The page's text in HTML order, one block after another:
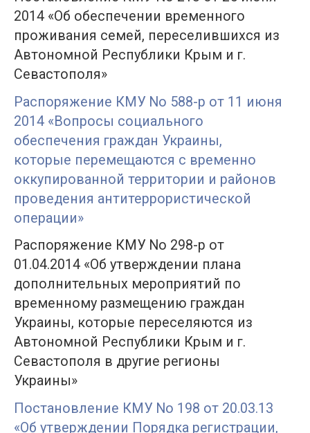
2014 «Об обеспечении временного
проживания семей, переселившихся из
Автономной Республики Крым и г.
Севастополя»
Распоряжение КМУ No 588-р от 11 июня
2014 «Вопросы социального
обеспечения граждан Украины,
которые перемещаются с временно
оккупированной территории и районов
проведения антитеррористической
операции»
Распоряжение КМУ No 298-p от
01.04.2014 «Об утверждении плана
дополнительных мероприятий по
временному размещению граждан
Украины, которые переселяются из
Автономной Республики Крым и г.
Севастополя в другие регионы
Украины»
Постановление КМУ No 198 от 20.03.13
«Об утверждении Порядка регистрации,